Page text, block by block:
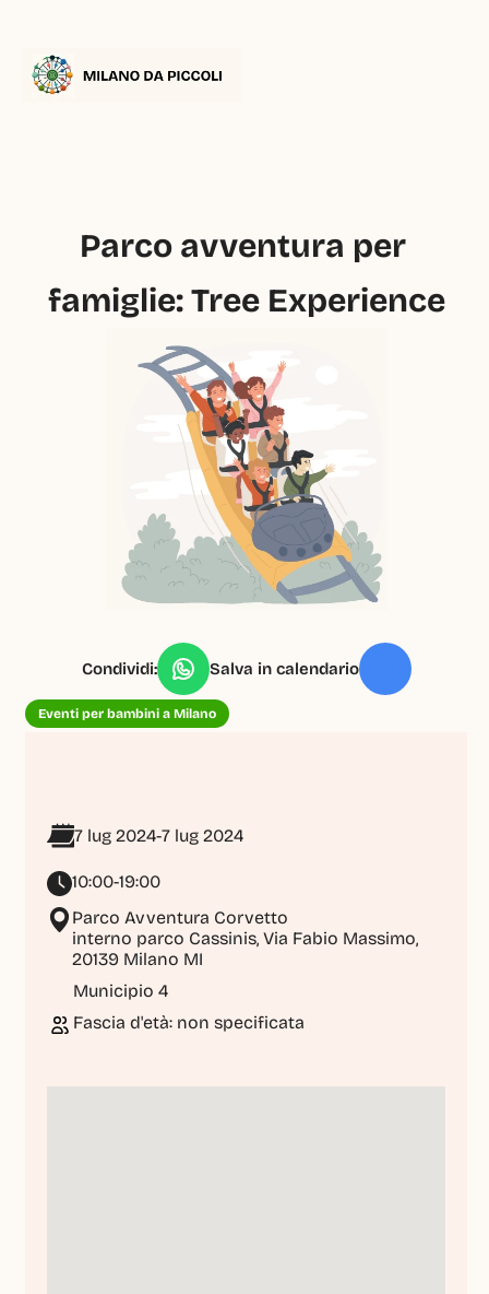
Parco avventura per
famiglie: Tree Experience
Condividi: Salva in calendario
Eventi per bambini a Milano
7 lug 2024-7 lug 2024
10:00-19:00
Parco Avventura Corvetto
interno parco Cassinis, Via Fabio Massimo,
20139 Milano MI
Municipio 4
Fascia d'età: non specificata